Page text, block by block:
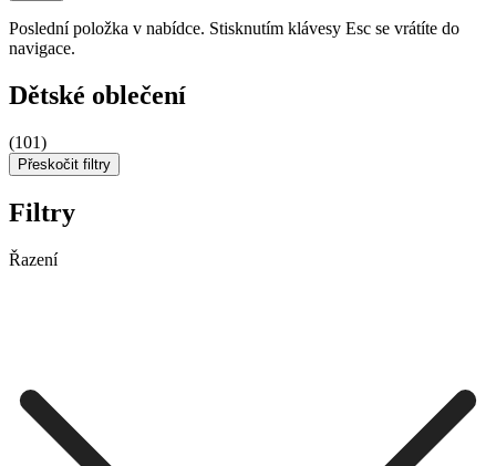
Poslední položka v nabídce. Stisknutím klávesy Esc se vrátíte do
navigace.
Dětské oblečení
(101)
Přeskočit filtry
Filtry
Řazení